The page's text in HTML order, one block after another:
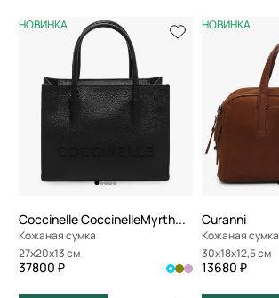
НОВИНКА
Coccinelle CoccinelleMyrtha26
Кожаная сумка
27x20x13 см
37800 ₽
НОВИНКА
Curanni
Кожаная сумка
30x18x12,5 см
13680 ₽